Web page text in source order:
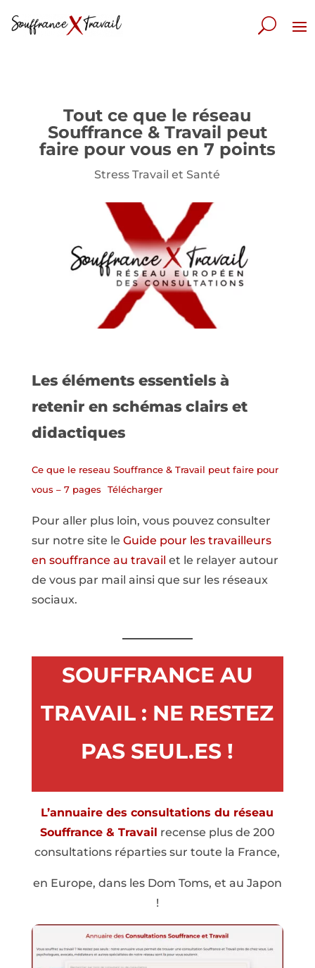
Tout ce que le réseau
Souffrance & Travail peut
faire pour vous en 7 points
Stress Travail et Santé
Les éléments essentiels à
retenir en schémas clairs et
didactiques
Ce que le reseau Souffrance & Travail peut faire pour
vous – 7 pages
Télécharger
Pour aller plus loin, vous pouvez consulter
sur notre site le Guide pour les travailleurs
en souffrance au travail et le relayer autour
de vous par mail ainsi que sur les réseaux
sociaux.
SOUFFRANCE AU
TRAVAIL : NE RESTEZ
PAS SEUL.ES !
L’annuaire des consultations du réseau
Souffrance & Travail recense plus de 200
consultations réparties sur toute la France,
en Europe, dans les Dom Toms, et au Japon
!